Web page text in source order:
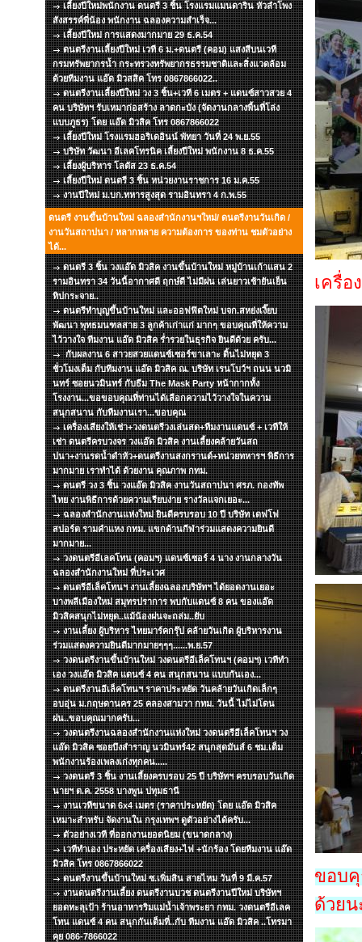
เลี้ยงปีใหม่พนักงาน ดนตรี 3 ชิ้น โรงแรมแมนดาริน หัวลำโพง
สังสรรค์พี่น้อง พนักงาน ฉลองความสำเร็จ...
เลี้ยงปีใหม่ การแสดงมากมาย 29 ธ.ค.54
ดนตรีงานเลี้ยงปีใหม่ เวที 6 ม.+ดนตรี (คอม) แสงสีบนเวที
กรมทรัพยากรน้ำ กระทรวงทรัพยากรธรรมชาติและสิ่งแวดล้อม
ด้วยทีมงาน แอ๊ด มิวสสิค โทร 0867866022..
ดนตรีงานเลี้ยงปีใหม่ วง 3 ชิ้น+เวที 6 เมตร + แดนซ์สาวสวย 4
คน บริษัทฯ รับเหมาก่อสร้าง ลาดกะบัง (จัดงานกลางพื้นที่โล่ง
แบบภูธร) โดย แอ๊ด มิวสิค โทร 0867866022
เลี้ยงปีใหม่ โรงแรมฮอริเดอินน์ พัทยา วันที่ 24 พ.ย.55
บริษัท วัฒนา อีเลคโทรนิค เลี้ยงปีใหม่ พนักงาน 8 ธ.ค.55
เลี้ยงผู้บริหาร โลตัส 23 ธ.ค.54
เลี้ยงปีใหม่ ดนตรี 3 ชิ้น หน่วยงานราชการ 16 ม.ค.55
งานปีใหม่ ม.บก.ทหารสูงสุด รามอินทรา 4 ก.พ.55
ดนตรี งานขึ้นบ้านใหม่ ฉลองสำนักงานฯใหม่/ ดนตรีงานวันเกิด /
งานวันสถาปนา / หลากหลาย ความต้องการ ของท่าน ชมตัวอย่าง
ได้...
ดนตรี 3 ชิ้น วงแอ๊ด มิวสิค งานขึ้นบ้านใหม่ หมู่บ้านเก้าแสน 2
รามอินทรา 34 วันนี้อากาศดี ฤกษ์ดี ไม่มีฝน เล่นยาวเช้ายันเย็น
ทิปกระจาย..
ดนตรีทำบุญขึ้นบ้านใหม่ และออฟฟิตใหม่ บจก.สหย่งเงี๊ยบ
พัฒนา พุทธมนฑลสาย 3 ลูกค้าเก่าแก่ มากๆ ขอบคุณที่ให้ความ
ไว้วางใจ ทีมงาน แอ๊ด มิวสิค ร่ำรวยในธุรกิจ ยินดีด้วย ครับ...
กับผลงาน 6 สาวยสวยแดนซ์เซอร์ขาเลาะ ดิ้นไม่หยุด 3
ชั่วโมงเต็ม กับทีมงาน แอ๊ด มิวสิค ณ. บริษัท เรนโบว์ฯ ถนน นวมิ
นทร์ ซอยนวมินทร์ กับธีม The Mask Party หน้ากากทั้ง
โรงงาน...ขอขอบคุณที่ท่านได้เลือกความไว้วางใจในความ
สนุกสนาน กับทีมงานเรา...ขอบคุณ
เครื่องเสียงให้เช่า+วงดนตรีวงเล่นสด+ทีมงานแดนซ์ + เวทีให้
เช่า ดนตรีครบวงจร วงแอ๊ด มิวสิค งานเลี้ยงคล้ายวันสถ
ปนา+งานรดน้ำดำหัว+ดนตรีงานสงกรานต์+หน่วยทหารฯ พิธีการ
มากมาย เราทำได้ ด้วยงาน คุณภาพ กทม.
ดนตรี วง 3 ชิ้น วงแอ๊ด มิวสิค งานวันสถาปนา ศรภ. กองทัพ
ไทย งานพิธีการด้วยความเรียบง่าย รางวัลแจกเยอะ...
ฉลองสำนักงานแห่งใหม่ ยินดีครบรอบ 10 ปี บริษัท เดฟโฟ
สปอร์ต รามคำแหง กทม. แขกด้านกีฬาร่วมแสดงความยินดี
มากมาย...
วงดนตรีอีเลคโทน (คอมฯ) แดนซ์เซอร์ 4 นาง งานกลางวัน
ฉลองสำนักงานใหม่ ที่ประเวศ
ดนตรีอีเล็คโทนฯ งานเลี้ยงฉลองบริษัทฯ ได้ยอดงานเยอะ
บางพลีเมืองใหม่ สมุทรปราการ พบกับแดนซ์ 8 คน ของแอ๊ด
มิวสิคสนุกไม่หยุด..แม้น้องฝนจะถล่ม..ยับ
งานเลี้ยง ผู้บริหาร ไทยมาร์คกรุ๊ป คล้ายวันเกิด ผู้บริหารงาน
ร่วมแสดงความยินดีมากมายๆๆๆ......พ.ย.57
วงดนตรีงานขึ้นบ้านใหม่ วงดนตรีอีเล็คโทนฯ (คอมฯ) เวทีทำ
เอง วงแอ๊ด มิวสิค แดนซ์ 4 คน สนุกสนาน แบบกันเอง...
ดนตรีงานอีเล็คโทนฯ ราคาประหยัด วันคล้ายวันเกิดเล็กๆ
อบอุ่น ม.กฤษดานคร 25 คลองสามวา กทม. วันนี้ ไม่ไม่โดน
ฝน..ขอบคุณมากครับ...
วงดนตรีงานฉลองสำนักงานแห่งใหม่ วงดนตรีอีเล็คโทนฯ วง
แอ๊ด มิวสิค ซอยบึงสำราญ นวมินทร์42 สนุกสุดมันส์ 6 ชม.เต็ม
พนักงานร้องเพลงเก่งทุกคน.....
วงดนตรี 3 ชิ้น งานเลี้ยงครบรอบ 25 ปี บริษัทฯ ครบรอบวันเกิด
นายฯ ต.ค. 2558 บางพูน ปทุมธานี
งานเวทีขนาด 6x4 เมตร (ราคาประหยัด) โดย แอ๊ด มิวสิค
เหมาะสำหรับ จัดงานใน กรุงเทพฯ ดูตัวอย่างได้ครับ...
ตัวอย่างเวที ที่ออกงานยอดนิยม (ขนาดกลาง)
เวทีทำเอง ประหยัด เครื่องเสียง+ไฟ +นักร้อง โดยทีมงาน แอ๊ด
มิวสิค โทร 0867866022
ดนตรีงานขึ้นบ้านใหม่ ซ.เพิ่มสิน สายไหม วันที่ 9 มี.ค.57
งานดนตรีงานเลี้ยง ดนตรีงานบวช ดนตรีงานปีใหม่ บริษัทฯ
ยอดทะลุเป้า ร้านอาหารริมแม่น้ำเจ้าพระยา กทม. วงดนตรีอีเลค
โทน แดนซ์ 4 คน สนุกกันเต็มที่..กับ ทีมงาน แอ๊ด มิวสิค ..โทรมา
คุย 086-7866022
เครื่อ
ขอบ
ด้วยน